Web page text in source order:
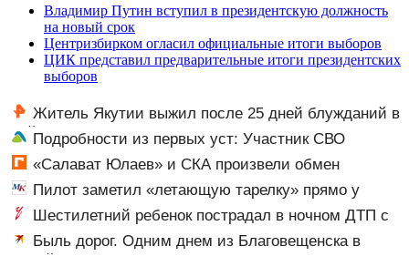
Владимир Путин вступил в президентскую должность
на новый срок
Центризбирком огласил официальные итоги выборов
ЦИК представил предварительные итоги президентских
выборов
Житель Якутии выжил после 25 дней блужданий в
тайгеПодробности из первых уст: Участник СВО
рассказал, что спасло его в схватке с медведем
«Салават Юлаев» и СКА произвели обмен
Пилот заметил «летающую тарелку» прямо у
крыла самолета
Шестилетний ребенок пострадал в ночном ДТП с
тремя автомобилями на Федерации: видео
Быль дорог. Одним днем из Благовещенска в
Китай, лапша, мемы, и почему утке по-пекински